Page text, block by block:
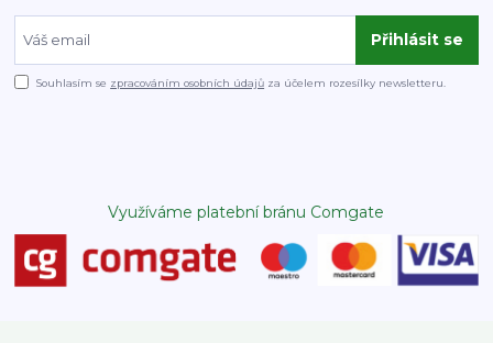
Přihlásit se
Souhlasím se zpracováním osobních údajů za účelem rozesílky newsletteru.
Využíváme platební bránu Comgate